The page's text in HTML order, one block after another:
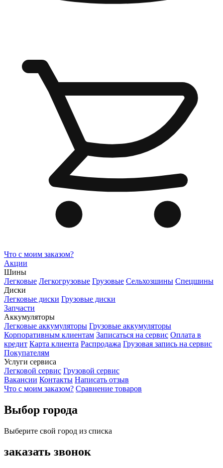
Что с моим заказом?
Акции
Шины
Легковые Легкогрузовые Грузовые Сельхозшины Спецшины
Диски
Легковые диски Грузовые диски
Запчасти
Аккумуляторы
Легковые аккумуляторы Грузовые аккумуляторы
Корпоративным клиентам Записаться на сервис Оплата в
кредит Карта клиента Распродажа Грузовая запись на сервис
Покупателям
Услуги сервиса
Легковой сервис Грузовой сервис
Вакансии Контакты Написать отзыв
Что с моим заказом? Сравнение товаров
Выбор города
Выберите свой город из списка
заказать звонок